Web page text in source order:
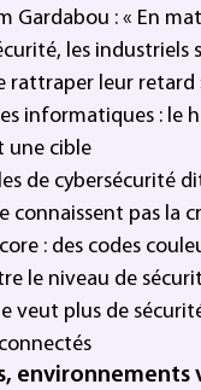
Gardabou : « En
les industriels
rattraper leur retard
informatiques : le
une cible
de cybersécurité
connaissent pas la
: des codes
le niveau de
veut plus de
environnements